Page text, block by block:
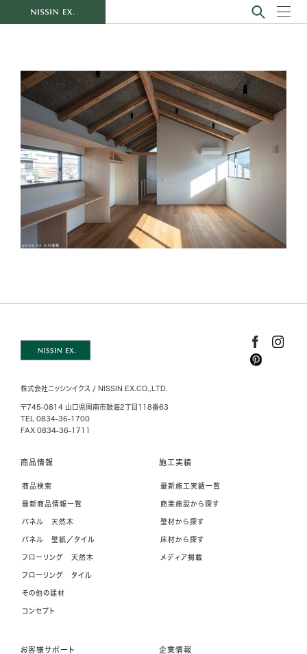
株式会社ニッシンイクス / NISSIN EX.CO.,LTD.
〒745-0814 山口県周南市鼓海2丁目118番63
TEL 0834-36-1700
FAX 0834-36-1711
商品情報
商品検索
最新商品情報一覧
パネル 天然木
パネル 壁紙／タイル
フローリング 天然木
フローリング タイル
その他の建材
コンセプト
施工実績
最新施工実績一覧
商業施設から探す
壁材から探す
床材から探す
メディア掲載
お客様サポート 企業情報